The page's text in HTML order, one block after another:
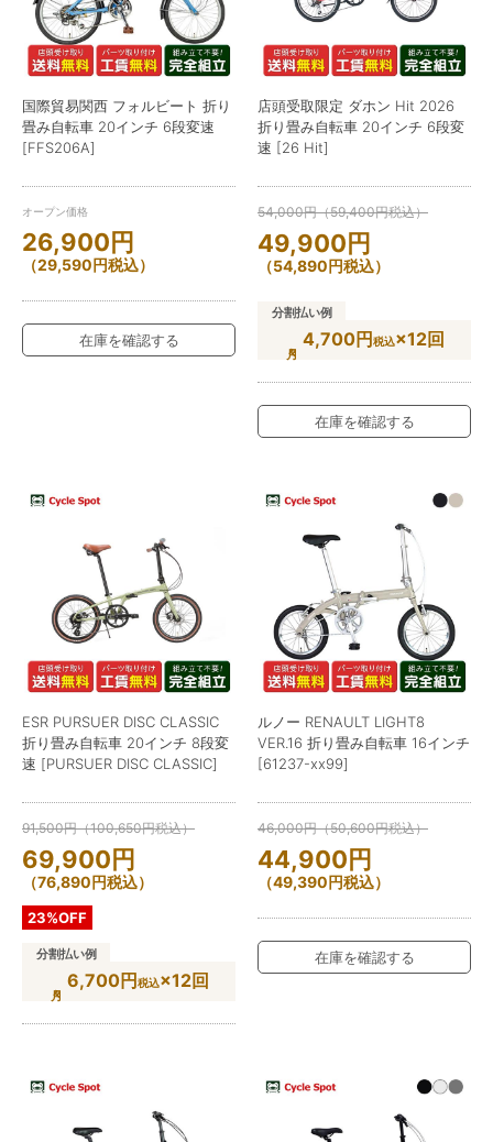
国際貿易関西 フォルビート 折り
畳み自転車 20インチ 6段変速
[FFS206A]
オープン価格
26,900円
（29,590円税込）
在庫を確認する
店頭受取限定 ダホン Hit 2026
折り畳み自転車 20インチ 6段変
速 [26 Hit]
54,000円（59,400円税込）
49,900円
（54,890円税込）
分割払い例
4,700円税込×12回
在庫を確認する
ESR PURSUER DISC CLASSIC
折り畳み自転車 20インチ 8段変
速 [PURSUER DISC CLASSIC]
91,500円（100,650円税込）
69,900円
（76,890円税込）
23%OFF
分割払い例
6,700円税込×12回
ルノー RENAULT LIGHT8
VER.16 折り畳み自転車 16インチ
[61237-xx99]
46,000円（50,600円税込）
44,900円
（49,390円税込）
在庫を確認する